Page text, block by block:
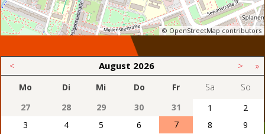
© OpenStreetMap contributors
< August 2026 > »
Mo Di Mi Do Fr Sa
So
27
28 29 30 31 1
2
3
4 5 6 7 8
9